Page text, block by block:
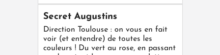
Secret Augustins
Direction Toulouse : on vous en fait
voir (et entendre) de toutes les
couleurs ! Du vert au rose, en passant